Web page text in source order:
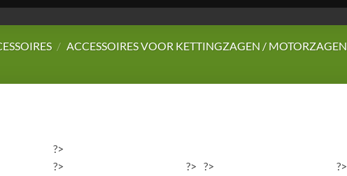
/ ACCESSOIRES VOOR KETTINGZAGEN / MOTORZAGEN
?>
?>
?> ?> ?>